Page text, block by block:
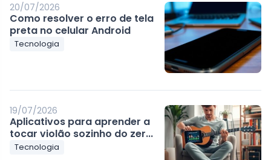
20/07/2026
Como resolver o erro de tela
preta no celular Android
Tecnologia
19/07/2026
Aplicativos para aprender a
tocar violão sozinho do zer...
Tecnologia